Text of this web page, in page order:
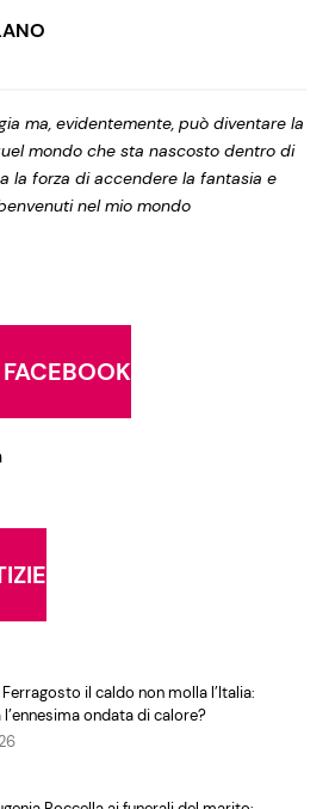
ma, evidentemente, può diventare la
mondo che sta nascosto dentro di
la forza di accendere la fantasia e
nel mio mondo
il caldo non molla l’Italia:
ondata di calore?